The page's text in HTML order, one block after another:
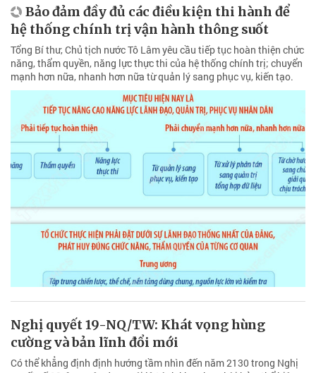
Bảo đảm đầy đủ các điều kiện thi hành để
hệ thống chính trị vận hành thông suốt
Tổng Bí thư, Chủ tịch nước Tô Lâm yêu cầu tiếp tục hoàn thiện chức
năng, thẩm quyền, năng lực thực thi của hệ thống chính trị; chuyển
mạnh hơn nữa, nhanh hơn nữa từ quản lý sang phục vụ, kiến tạo.
Nghị quyết 19-NQ/TW: Khát vọng hùng
cường và bản lĩnh đổi mới
Có thể khẳng định định hướng tầm nhìn đến năm 2130 trong Nghị